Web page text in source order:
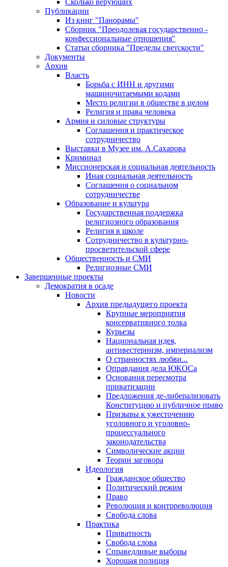
Сколько верующих
Публикации
Из книг "Панорамы"
Сборник "Преодолевая государственно -
конфессиональные отношения"
Статьи сборника "Пределы светскости"
Документы
Архив
Власть
Борьба с ИНН и другими
машиночитаемыми кодами
Место религии в обществе в целом
Религия и права человека
Армия и силовые структуры
Соглашения и практическое
сотрудничество
Выставки в Музее им. А.Сахарова
Криминал
Миссионерская и социальная деятельность
Иная социальная деятельность
Соглашения о социальном
сотрудничестве
Образование и культура
Государственная поддержка
религиозного образования
Религия в школе
Сотрудничество в культурно-
просветительской сфере
Общественность и СМИ
Религиозные СМИ
Завершенные проекты
Демократия в осаде
Новости
Архив предыдущего проекта
Крупные мероприятия
консервативного толка
Курьезы
Национальная идея,
антивестернизм, империализм
О странностях любви...
Оправдания дела ЮКОСа
Основания пересмотра
приватизации
Предложения де-либерализовать
Конституцию и публичное право
Призывы к ужесточению
уголовного и уголовно-
процессуального
законодательства
Символические акции
Теории заговора
Идеология
Гражданское общество
Политический режим
Право
Революция и контрреволюция
Свобода слова
Практика
Приватность
Свобода слова
Справедливые выборы
Хорошая полиция